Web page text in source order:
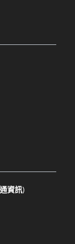
資訊)